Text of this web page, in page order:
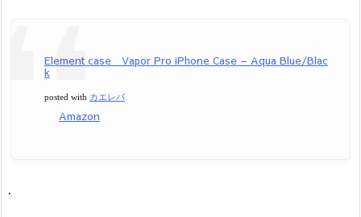
Element case Vapor Pro iPhone Case – Aqua Blue/Blac
k
posted with カエレバ
Amazon
.